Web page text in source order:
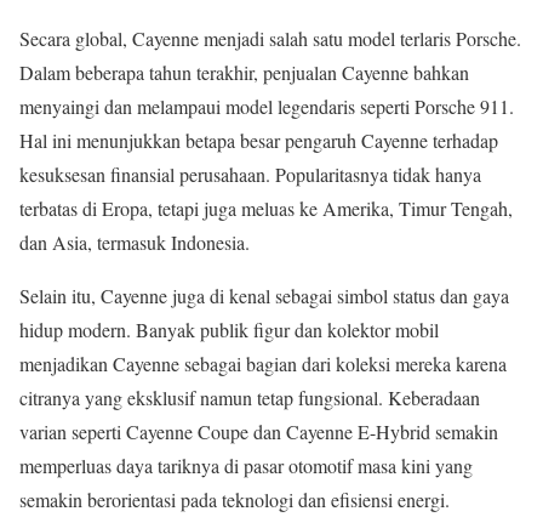
Secara global, Cayenne menjadi salah satu model terlaris Porsche.
Dalam beberapa tahun terakhir, penjualan Cayenne bahkan
menyaingi dan melampaui model legendaris seperti Porsche 911.
Hal ini menunjukkan betapa besar pengaruh Cayenne terhadap
kesuksesan finansial perusahaan. Popularitasnya tidak hanya
terbatas di Eropa, tetapi juga meluas ke Amerika, Timur Tengah,
dan Asia, termasuk Indonesia.
Selain itu, Cayenne juga di kenal sebagai simbol status dan gaya
hidup modern. Banyak publik figur dan kolektor mobil
menjadikan Cayenne sebagai bagian dari koleksi mereka karena
citranya yang eksklusif namun tetap fungsional. Keberadaan
varian seperti Cayenne Coupe dan Cayenne E-Hybrid semakin
memperluas daya tariknya di pasar otomotif masa kini yang
semakin berorientasi pada teknologi dan efisiensi energi.